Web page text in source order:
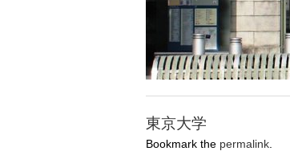
東京大学
Bookmark the permalink